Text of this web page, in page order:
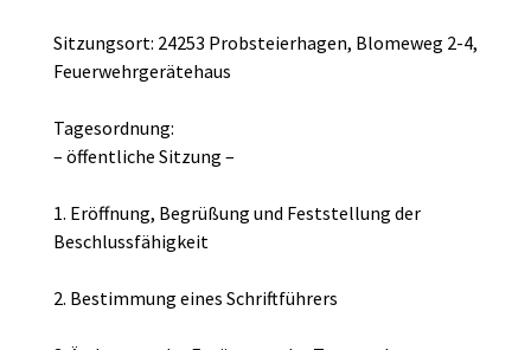
Sitzungsort: 24253 Probsteierhagen, Blomeweg 2-4,
Feuerwehrgerätehaus
Tagesordnung:
– öffentliche Sitzung –
1. Eröffnung, Begrüßung und Feststellung der
Beschlussfähigkeit
2. Bestimmung eines Schriftführers